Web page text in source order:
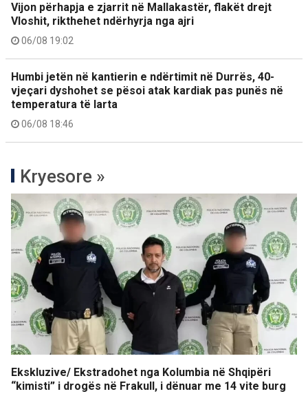
Vijon përhapja e zjarrit në Mallakastër, flakët drejt
Vloshit, rikthehet ndërhyrja nga ajri
06/08 19:02
Humbi jetën në kantierin e ndërtimit në Durrës, 40-
vjeçari dyshohet se pësoi atak kardiak pas punës në
temperatura të larta
06/08 18:46
Kryesore »
Ekskluzive/ Ekstradohet nga Kolumbia në Shqipëri
“kimisti” i drogës në Frakull, i dënuar me 14 vite burg